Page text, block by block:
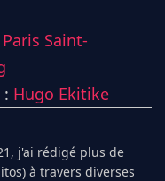
Paris Saint-
Hugo Ekitike
j'ai rédigé plus de
à travers diverses